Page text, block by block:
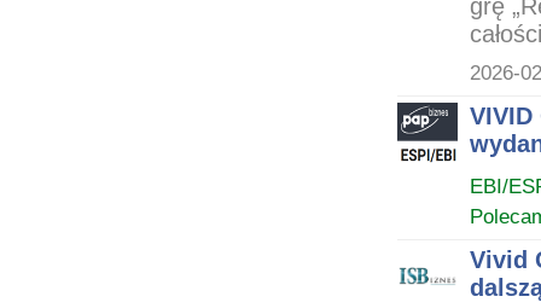
grę
2026-
EBI/
Vivid